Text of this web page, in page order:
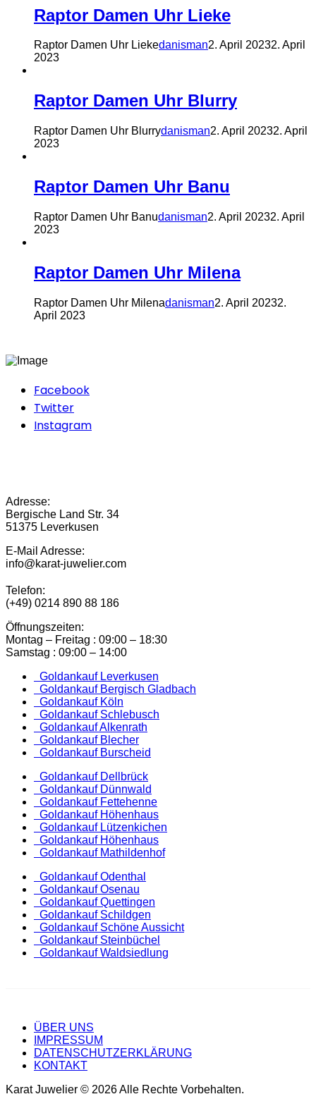
Raptor Damen Uhr Lieke
Raptor Damen Uhr Liekedanisman2. April 20232. April
2023
Raptor Damen Uhr Blurry
Raptor Damen Uhr Blurrydanisman2. April 20232. April
2023
Raptor Damen Uhr Banu
Raptor Damen Uhr Banudanisman2. April 20232. April
2023
Raptor Damen Uhr Milena
Raptor Damen Uhr Milenadanisman2. April 20232.
April 2023
Facebook
Twitter
Instagram
Adresse:
Bergische Land Str. 34
51375 Leverkusen
E-Mail Adresse:
info@karat-juwelier.com
Telefon:
(+49) 0214 890 88 186
Öffnungszeiten:
Montag – Freitag : 09:00 – 18:30
Samstag : 09:00 – 14:00
Goldankauf Leverkusen
Goldankauf Bergisch Gladbach
Goldankauf Köln
Goldankauf Schlebusch
Goldankauf Alkenrath
Goldankauf Blecher
Goldankauf Burscheid
Goldankauf Dellbrück
Goldankauf Dünnwald
Goldankauf Fettehenne
Goldankauf Höhenhaus
Goldankauf Lützenkichen
Goldankauf Höhenhaus
Goldankauf Mathildenhof
Goldankauf Odenthal
Goldankauf Osenau
Goldankauf Quettingen
Goldankauf Schildgen
Goldankauf Schöne Aussicht
Goldankauf Steinbüchel
Goldankauf Waldsiedlung
ÜBER UNS
IMPRESSUM
DATENSCHUTZERKLÄRUNG
KONTAKT
Karat Juwelier © 2026 Alle Rechte Vorbehalten.